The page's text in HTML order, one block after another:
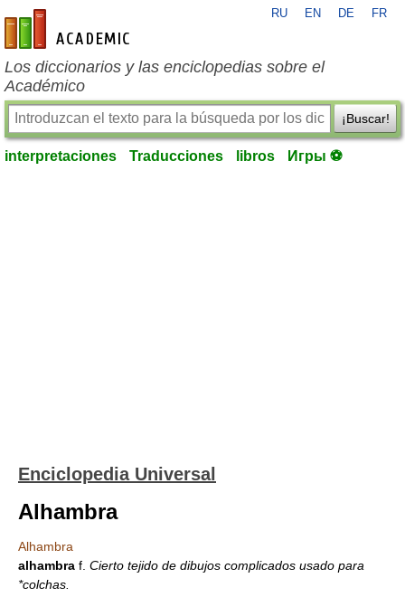
es-academic.com
RU EN DE FR
Los diccionarios y las enciclopedias sobre el
Académico
¡Buscar!
interpretaciones Traducciones libros Игры ⚽
Enciclopedia Universal
Alhambra
Alhambra
alhambra f. Cierto tejido de dibujos complicados usado para
*colchas.